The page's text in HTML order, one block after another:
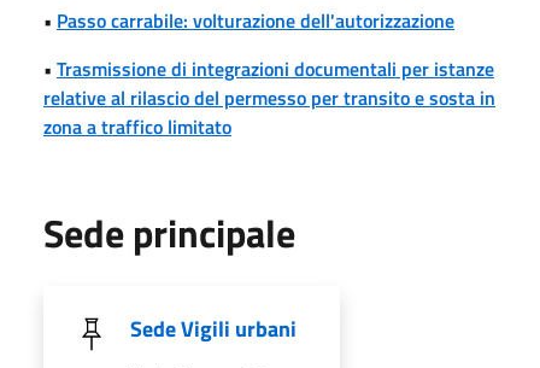
• Passo carrabile: volturazione dell'autorizzazione
• Trasmissione di integrazioni documentali per istanze
relative al rilascio del permesso per transito e sosta in
zona a traffico limitato
Sede principale
Sede Vigili urbani